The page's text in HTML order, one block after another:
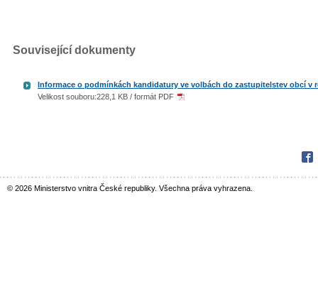
Související dokumenty
Informace o podmínkách kandidatury ve volbách do zastupitelstev obcí v
Velikost souboru:228,1 KB / formát PDF
© 2026 Ministerstvo vnitra České republiky. Všechna práva vyhrazena.